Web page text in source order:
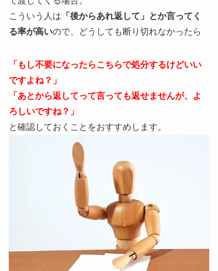
こういう人は 「後からあれ返して」とか言ってく
る率が高いので、どうしても断り切れなかったら
「もし不要になったらこちらで処分するけどいい
ですよね？」
「あとから返してって言っても返せませんが、よ
ろしいですね？」
と確認しておくことをおすすめします。